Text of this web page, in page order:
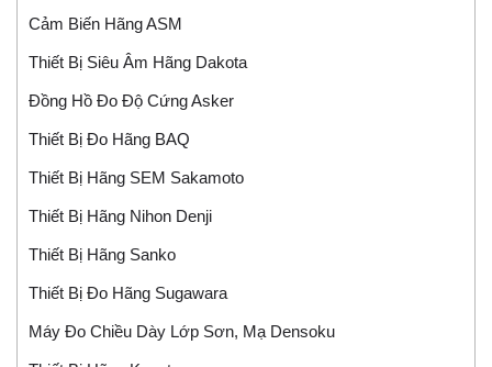
Cảm Biến Hãng ASM
Thiết Bị Siêu Âm Hãng Dakota
Đồng Hồ Đo Độ Cứng Asker
Thiết Bị Đo Hãng BAQ
Thiết Bị Hãng SEM Sakamoto
Thiết Bị Hãng Nihon Denji
Thiết Bị Hãng Sanko
Thiết Bị Đo Hãng Sugawara
Máy Đo Chiều Dày Lớp Sơn, Mạ Densoku